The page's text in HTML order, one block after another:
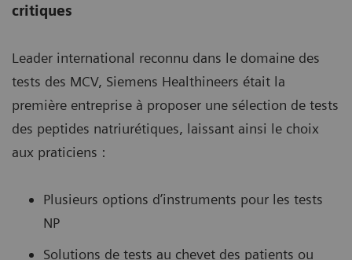
critiques
Leader international reconnu dans le domaine des
tests des MCV, Siemens Healthineers était la
première entreprise à proposer une sélection de tests
des peptides natriurétiques, laissant ainsi le choix
aux praticiens :
Plusieurs options d’instruments pour les tests
NP
Solutions de tests au chevet des patients ou